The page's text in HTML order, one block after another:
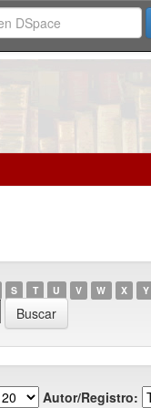
S T U V W X Y
Autor/Registro: